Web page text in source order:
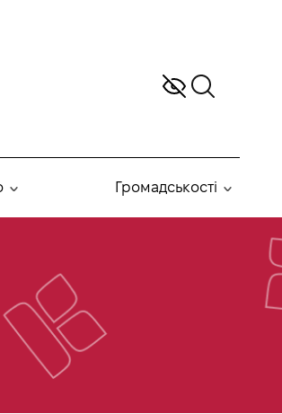
Громадськості